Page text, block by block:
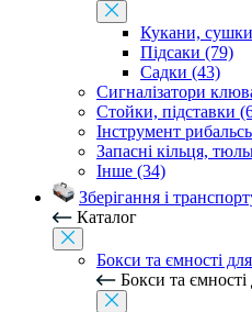
Кукани,
Підсаки (79)
Садки (43)
Сигналізатори
Стойки, підставки
Інструмент
Запасні кільця,
Інше (34)
Зберігання і
Каталог
Бокси та ємності
Бокси та